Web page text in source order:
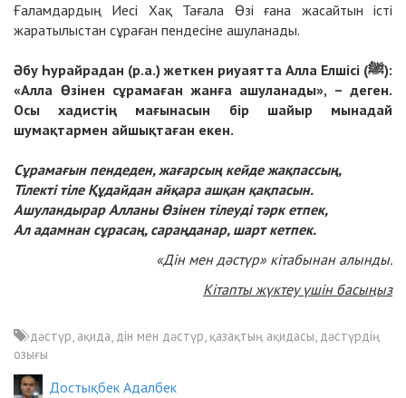
Ғаламдардың Иесі Хақ Тағала Өзі ғана жасайтын істі
жаратылыстан сұраған пендесіне ашуланады.
Әбу Һурайрадан (р.а.) жеткен риуаятта Алла Елшісі (ﷺ):
«Алла Өзінен сұрамаған жанға ашуланады», – деген.
Осы хадистің мағынасын бір шайыр мынадай
шумақтармен айшықтаған екен.
Сұрамағын пендеден, жағарсың кейде жақпассың,
Тілекті тіле Құдайдан айқара ашқан қақпасын.
Ашуландырар Алланы Өзінен тілеуді тәрк етпек,
Ал адамнан сұрасаң, сараңданар, шарт кетпек.
«Дін мен дәстүр» кітабынан алынды.
Кітапты жүктеу үшін басыңыз
дәстүр, ақида, дін мен дәстүр, қазақтың ақидасы, дәстүрдің
озығы
Достықбек Адалбек